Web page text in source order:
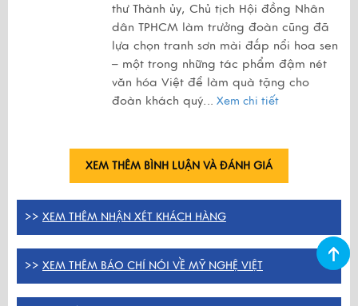
thư Thành ủy, Chủ tịch Hội đồng Nhân
dân TPHCM làm trưởng đoàn cũng đã
lựa chọn tranh sơn mài đắp nổi hoa sen
– một trong những tác phẩm đậm nét
văn hóa Việt để làm quà tặng cho
đoàn khách quý... Xem chi tiết
XEM THÊM BÌNH LUẬN VÀ ĐÁNH GIÁ
>> XEM THÊM NHẬN XÉT KHÁCH HÀNG
>> XEM THÊM BÁO CHÍ NÓI VỀ MỸ NGHỆ VIỆT